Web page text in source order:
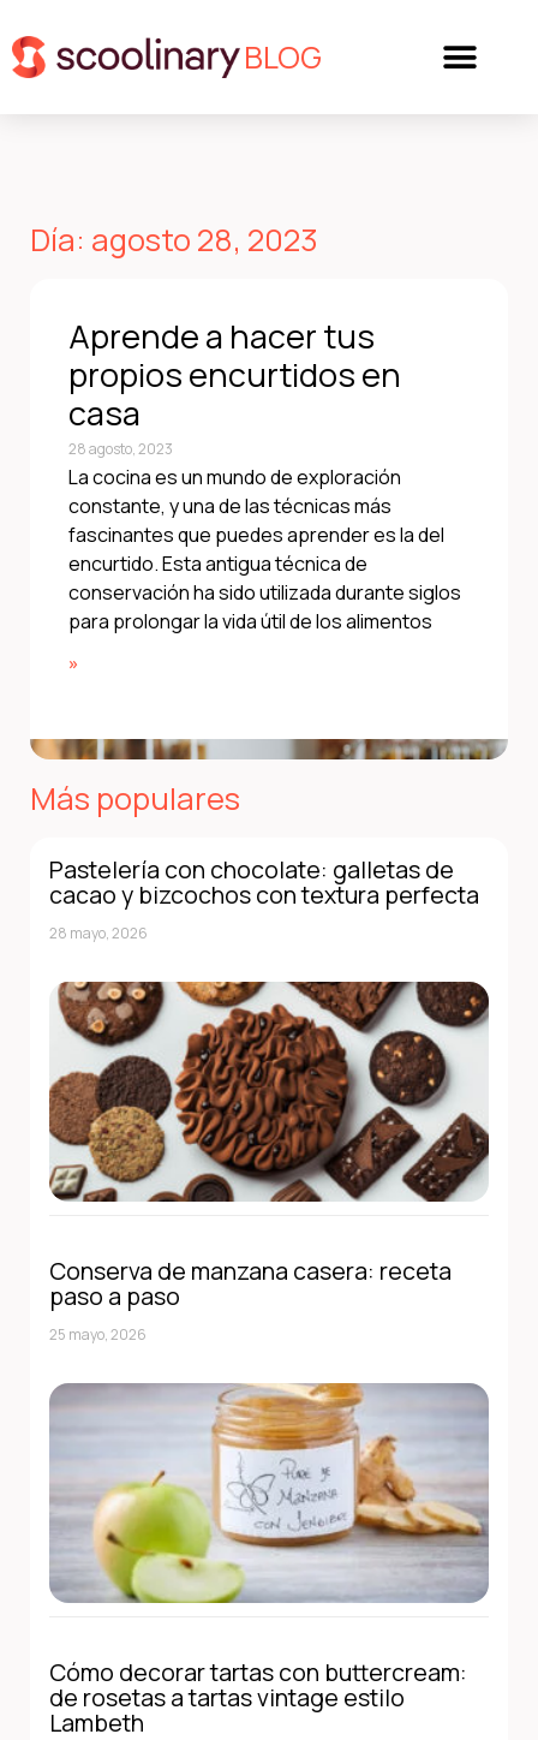
BLOG
Día: agosto 28, 2023
Aprende a hacer tus
propios encurtidos en
casa
28 agosto, 2023
La cocina es un mundo de exploración
constante, y una de las técnicas más
fascinantes que puedes aprender es la del
encurtido. Esta antigua técnica de
conservación ha sido utilizada durante siglos
para prolongar la vida útil de los alimentos
»
Más populares
Pastelería con chocolate: galletas de
cacao y bizcochos con textura perfecta
28 mayo, 2026
Conserva de manzana casera: receta
paso a paso
25 mayo, 2026
Cómo decorar tartas con buttercream:
de rosetas a tartas vintage estilo
Lambeth